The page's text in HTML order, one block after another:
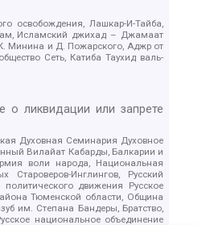
освобождения, Лашкар-И-Тайба,
Исламский джихад – Джамаат
Минина и Д. Пожарского, Аджр от
Сеть, Катиба Таухид валь-
о ликвидации или запрете
Духовная Семинария Духовное
Вилайат Кабарды, Балкарии и
воли народа, Национальная
Инглингов, Русский
движения Русское
Тюменской области, Община
им. Степана Бандеры, Братство,
национальное объединение